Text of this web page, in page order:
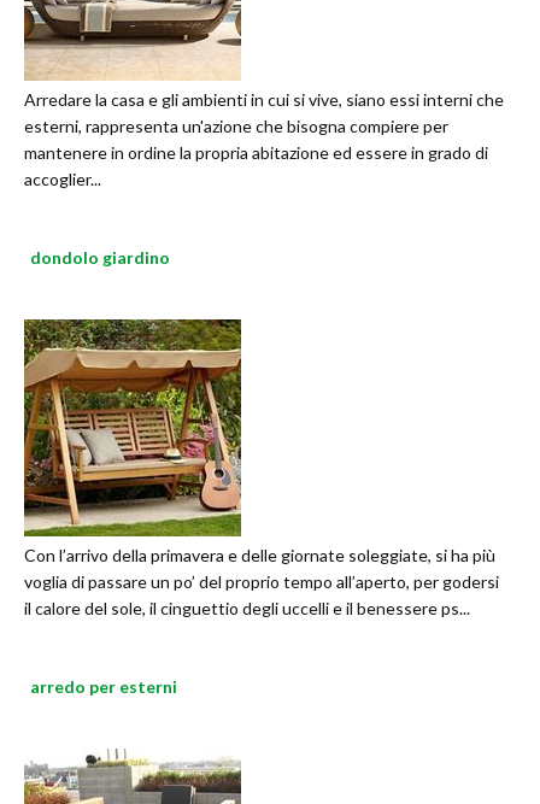
Arredare la casa e gli ambienti in cui si vive, siano essi interni che
esterni, rappresenta un'azione che bisogna compiere per
mantenere in ordine la propria abitazione ed essere in grado di
accoglier...
dondolo giardino
Con l’arrivo della primavera e delle giornate soleggiate, si ha più
voglia di passare un po’ del proprio tempo all’aperto, per godersi
il calore del sole, il cinguettio degli uccelli e il benessere ps...
arredo per esterni